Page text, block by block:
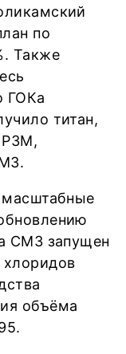
по
Также
ГОКа
титан,
РЗМ,
масштабные
СМЗ запущен
хлоридов
объёма